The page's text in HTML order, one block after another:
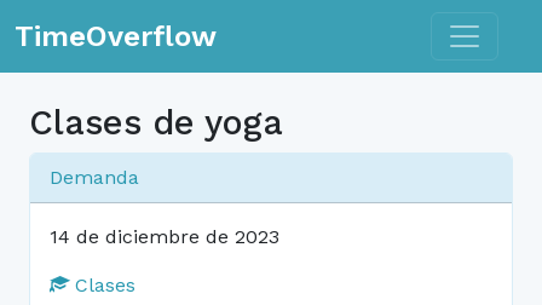
TimeOverflow Toggle
Clases de yoga
Demanda
14 de diciembre de 2023
Clases